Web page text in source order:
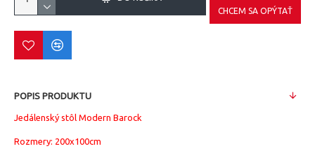
CHCEM SA OPÝTAŤ
POPIS PRODUKTU
Jedálenský stôl Modern Barock
Rozmery: 200x100cm